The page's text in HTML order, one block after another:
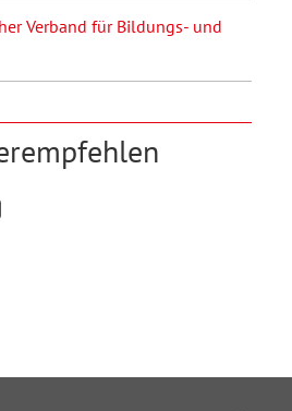
Verband für Bildungs- und